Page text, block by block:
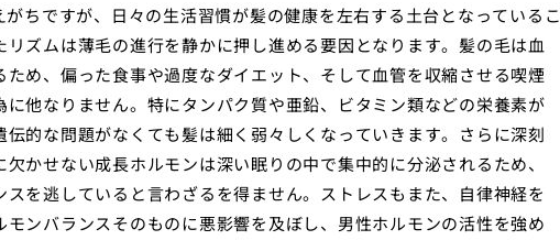
ちですが、日々の生活習慣が髪の健康を左右する土台となっているこ
ズムは薄毛の進行を静かに押し進める要因となります。髪の毛は血
め、偏った食事や過度なダイエット、そして血管を収縮させる喫煙
他なりません。特にタンパク質や亜鉛、ビタミン類などの栄養素が
的な問題がなくても髪は細く弱々しくなっていきます。さらに深刻
かせない成長ホルモンは深い眠りの中で集中的に分泌されるため、
を逃していると言わざるを得ません。ストレスもまた、自律神経を
ンバランスそのものに悪影響を及ぼし、男性ホルモンの活性を強め